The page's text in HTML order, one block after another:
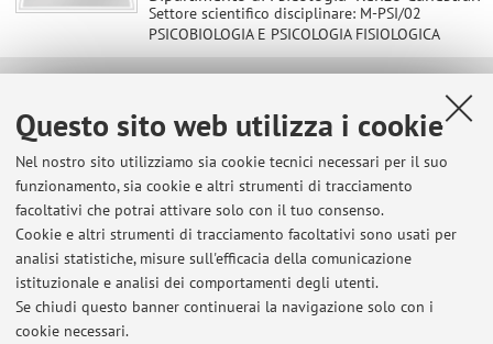
Questo sito web utilizza i cookie
Nel nostro sito utilizziamo sia cookie tecnici necessari per il suo
funzionamento, sia cookie e altri strumenti di tracciamento
facoltativi che potrai attivare solo con il tuo consenso.
Cookie e altri strumenti di tracciamento facoltativi sono usati per
analisi statistiche, misure sull'efficacia della comunicazione
istituzionale e analisi dei comportamenti degli utenti.
Se chiudi questo banner continuerai la navigazione solo con i
cookie necessari.
Settore scientifico disciplinare: M-PSI/02
PSICOBIOLOGIA E PSICOLOGIA FISIOLOGICA
Contatti
E-mail: yanyan.gao2@unibo.it
Dipartimento di Psicologia "Renzo Canestrari"
Viale Berti Pichat 5, Bologna -Vai alla mappa